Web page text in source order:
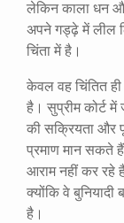
लेकिन काला धन
अपने गड्ढ़े में लील
चिंता में है।
केवल वह चिंतित
है। सुप्रीम कोर्ट में
की सक्रियता और
प्रमाण मान सकते
आराम नहीं कर रहे
क्योंकि वे
है।